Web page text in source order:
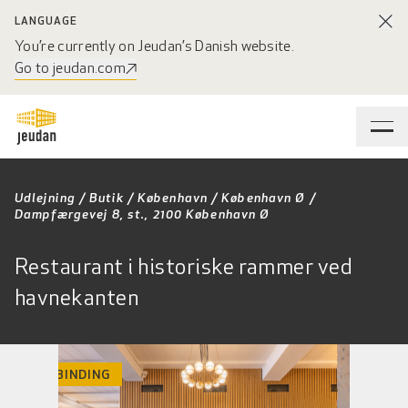
LANGUAGE
You’re currently on Jeudan’s Danish website.
Go to jeudan.com
Udlejning / Butik / København / København Ø /
Dampfærgevej 8, st., 2100 København Ø
Restaurant i historiske rammer ved
havnekanten
INGEN BINDING